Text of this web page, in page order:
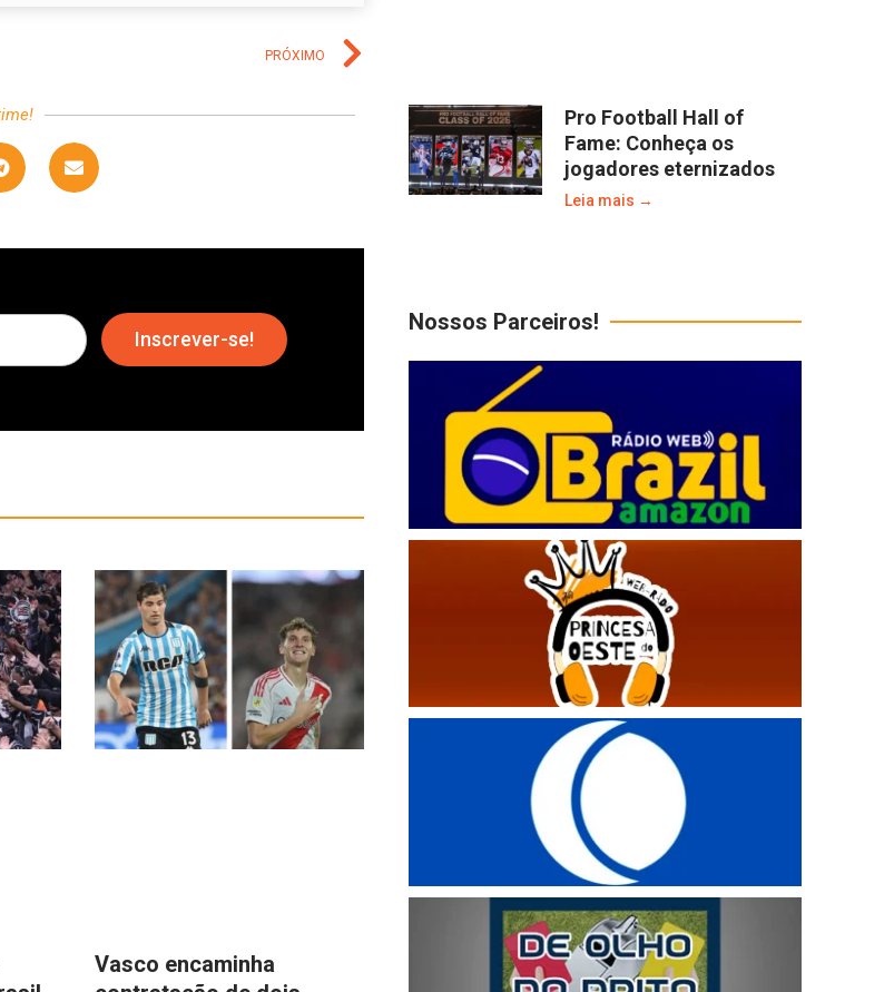
PRÓXIMO
Inscrever-se!
Vasco encaminha
Pro Football Hall of
Fame: Conheça os
jogadores eternizados
Leia mais →
Nossos Parceiros!